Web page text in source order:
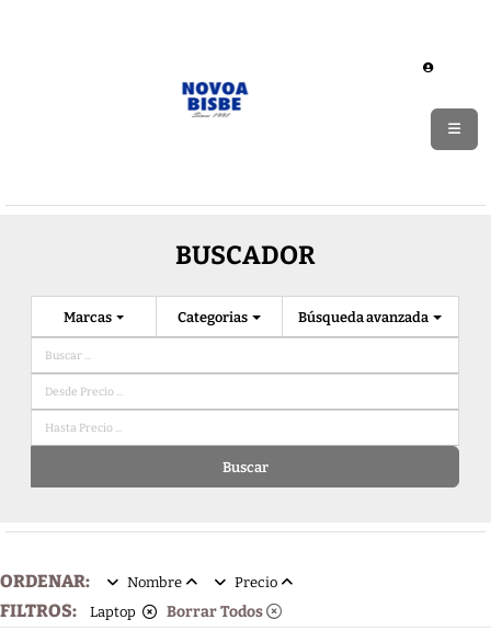
BUSCADOR
Categorias
Marcas Búsqueda avanzada
Buscar
ORDENAR: Nombre Precio
FILTROS: Laptop Borrar Todos